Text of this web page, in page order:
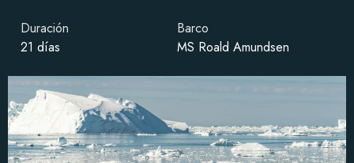
Duración
21 días
Barco
MS Roald Amundsen